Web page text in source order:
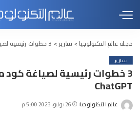
مجلة عالم التكنولوجيا> تقارير > 3 خطوات رئيسية لصياغة كود مميز بواسطة ChatGPT
تقارير
3 خطوات رئيسية لصياغة
ChatGPT
Posted
عالم التكنولوجيا 26 يوليو، 2023 5:00 م